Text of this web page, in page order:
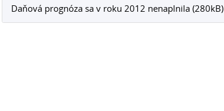
Daňová prognóza sa v roku 2012 nenaplnila (280kB)